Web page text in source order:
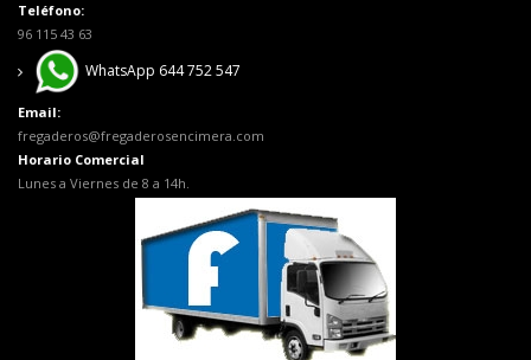
Teléfono:
96 115 43 63
WhatsApp 644 752 547
Email:
fregaderos@fregaderosencimera.com
Horario Comercial
Lunes a Viernes de 8 a 14h.